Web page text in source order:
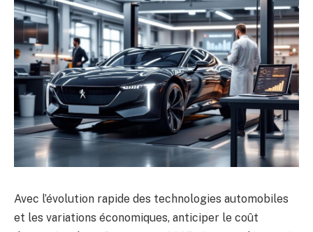
Avec l’évolution rapide des technologies automobiles
et les variations économiques, anticiper le coût